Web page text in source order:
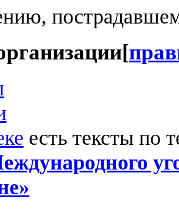
[
есть тексты по